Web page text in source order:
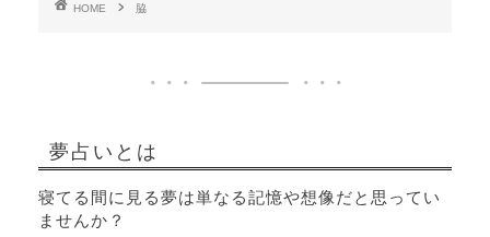
HOME 脇
夢占いとは
寝てる間に見る夢は単なる記憶や想像だと思ってい
ませんか？